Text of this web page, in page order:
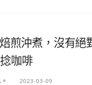
煎沖煮，沒有
咖啡
2023-03-09